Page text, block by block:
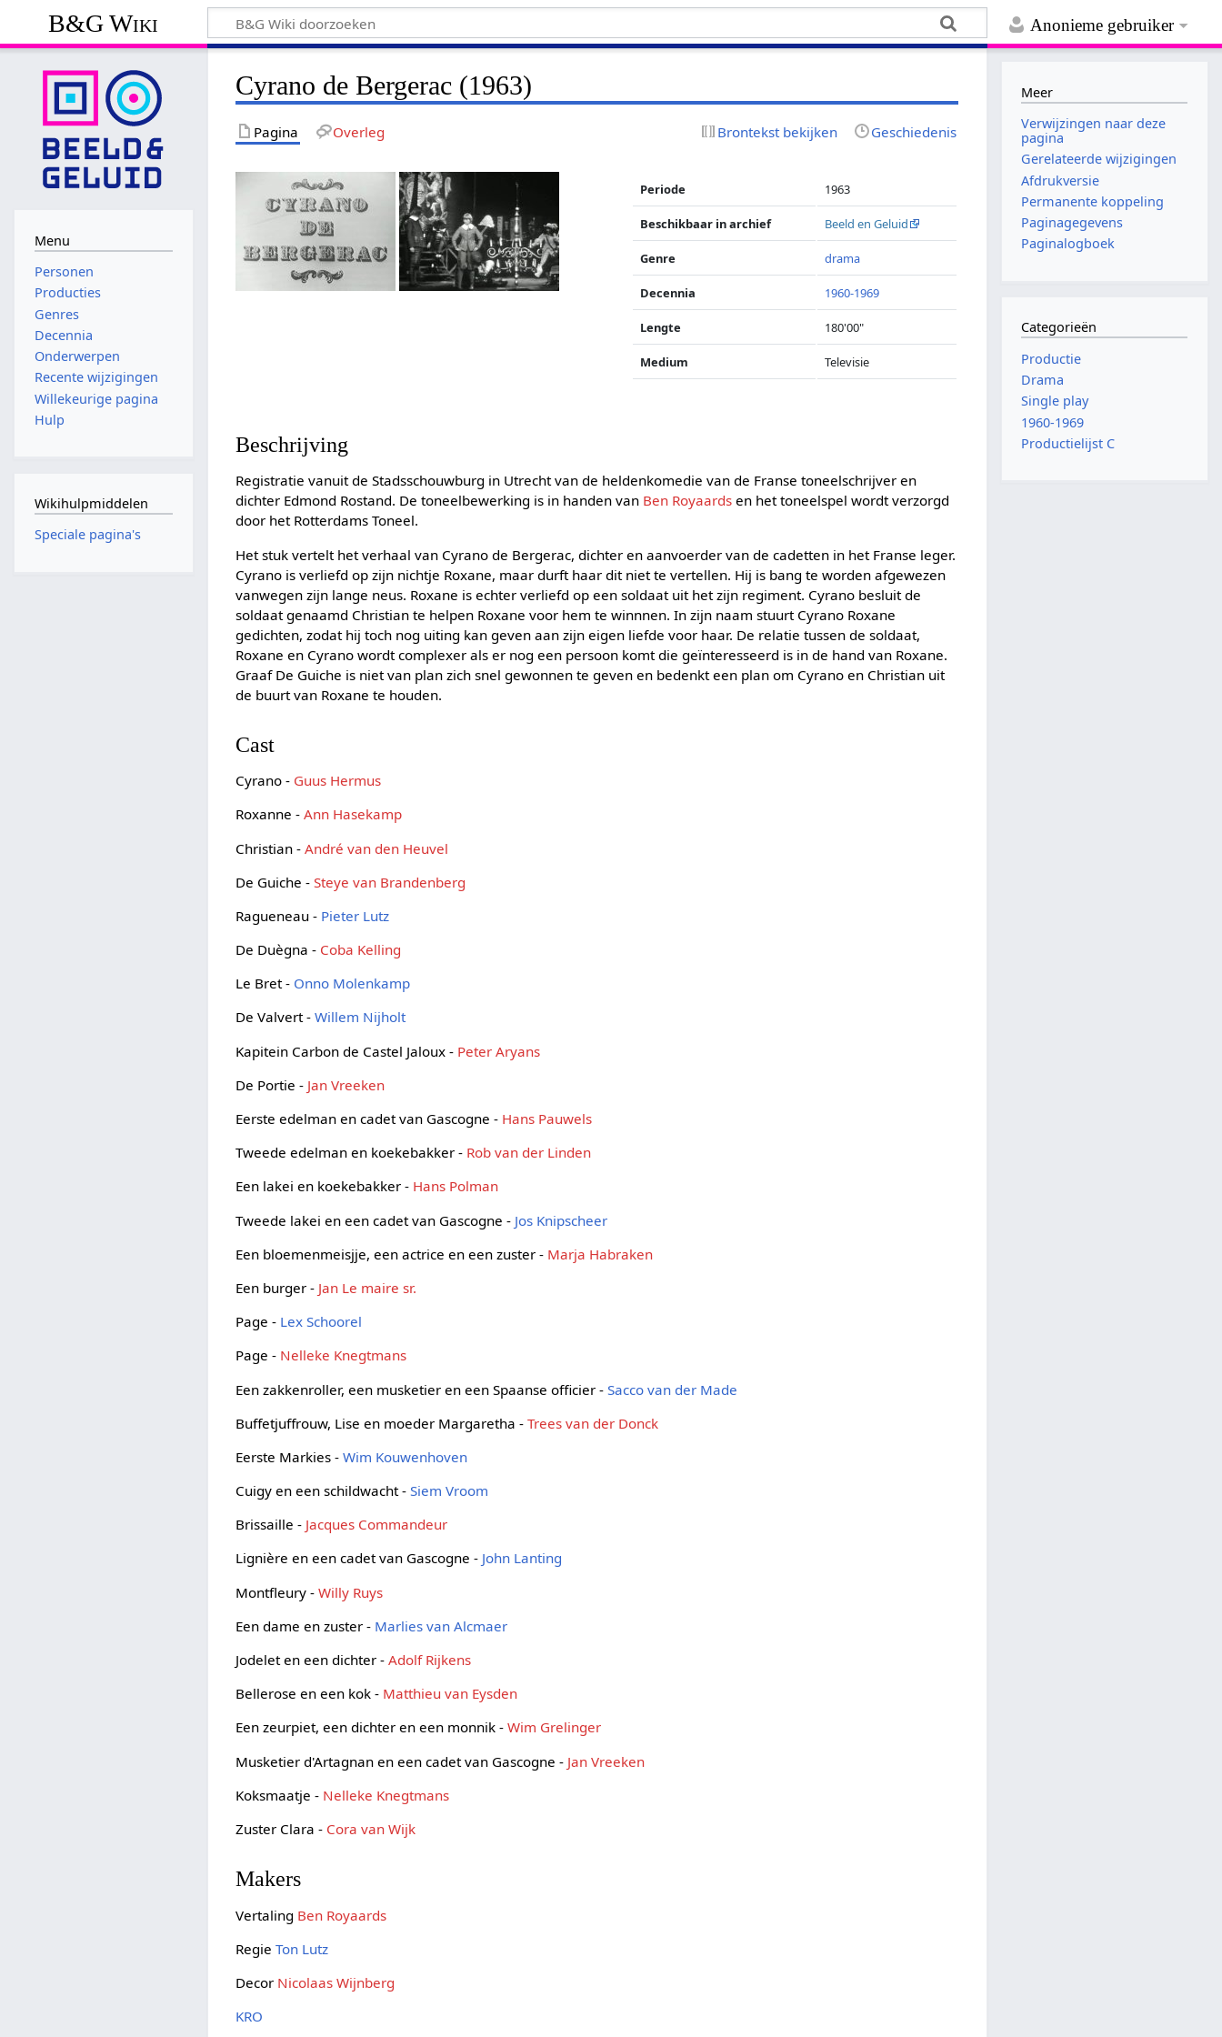
Anonieme gebruiker
B&G Wiki
Cyrano de Bergerac (1963)
Pagina Overleg Brontekst bekijken Geschiedenis
Periode 1963
Beschikbaar in archief Beeld en Geluid
Genre drama
Decennia 1960-1969
Lengte 180'00"
Medium Televisie
Beschrijving
Registratie vanuit de Stadsschouwburg in Utrecht van de heldenkomedie van de Franse toneelschrijver en
dichter Edmond Rostand. De toneelbewerking is in handen van Ben Royaards en het toneelspel wordt verzorgd
door het Rotterdams Toneel.
Het stuk vertelt het verhaal van Cyrano de Bergerac, dichter en aanvoerder van de cadetten in het Franse leger.
Cyrano is verliefd op zijn nichtje Roxane, maar durft haar dit niet te vertellen. Hij is bang te worden afgewezen
vanwegen zijn lange neus. Roxane is echter verliefd op een soldaat uit het zijn regiment. Cyrano besluit de
soldaat genaamd Christian te helpen Roxane voor hem te winnnen. In zijn naam stuurt Cyrano Roxane
gedichten, zodat hij toch nog uiting kan geven aan zijn eigen liefde voor haar. De relatie tussen de soldaat,
Roxane en Cyrano wordt complexer als er nog een persoon komt die geïnteresseerd is in de hand van Roxane.
Graaf De Guiche is niet van plan zich snel gewonnen te geven en bedenkt een plan om Cyrano en Christian uit
de buurt van Roxane te houden.
Cast
Cyrano - Guus Hermus
Roxanne -Ann Hasekamp
Christian -André van den Heuvel
De Guiche -Steye van Brandenberg
Ragueneau - Pieter Lutz
De Duègna - Coba Kelling
Le Bret - Onno Molenkamp
De Valvert -Willem Nijholt
Kapitein Carbon de Castel Jaloux - Peter Aryans
De Portie - Jan Vreeken
Eerste edelman en cadet van Gascogne - Hans Pauwels
Tweede edelman en koekebakker - Rob van der Linden
Een lakei en koekebakker - Hans Polman
Tweede lakei en een cadet van Gascogne - Jos Knipscheer
Een bloemenmeisjje, een actrice en een zuster - Marja Habraken
Een burger - Jan Le maire sr.
Page - Lex Schoorel
Page - Nelleke Knegtmans
Een zakkenroller, een musketier en een Spaanse officier -Sacco van der Made
Buffetjuffrouw, Lise en moeder Margaretha -Trees van der Donck
Eerste Markies -Wim Kouwenhoven
Cuigy en een schildwacht -Siem Vroom
Brissaille - Jacques Commandeur
Lignière en een cadet van Gascogne - John Lanting
Montfleury -Willy Ruys
Een dame en zuster - Marlies van Alcmaer
Jodelet en een dichter -Adolf Rijkens
Bellerose en een kok - Matthieu van Eysden
Een zeurpiet, een dichter en een monnik -Wim Grelinger
Musketier d'Artagnan en een cadet van Gascogne - Jan Vreeken
Koksmaatje - Nelleke Knegtmans
Zuster Clara - Cora van Wijk
Makers
Vertaling Ben Royaards
RegieTon Lutz
Decor Nicolaas Wijnberg
KRO
Menu
Personen
Producties
Genres
Decennia
Onderwerpen
Recente wijzigingen
Willekeurige pagina
Hulp
Wikihulpmiddelen
Speciale pagina's
Meer
Verwijzingen naar deze
pagina
Gerelateerde wijzigingen
Afdrukversie
Permanente koppeling
Paginagegevens
Paginalogboek
Categorieën
Productie
Drama
Single play
1960-1969
Productielijst C